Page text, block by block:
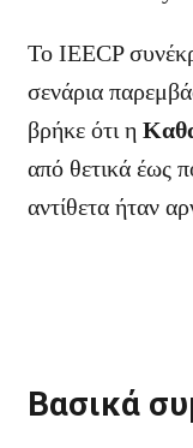
Το IEECP
σενάρια
βρήκε ότι η
από θετικά έως
αντίθετα ήταν
Βασικά